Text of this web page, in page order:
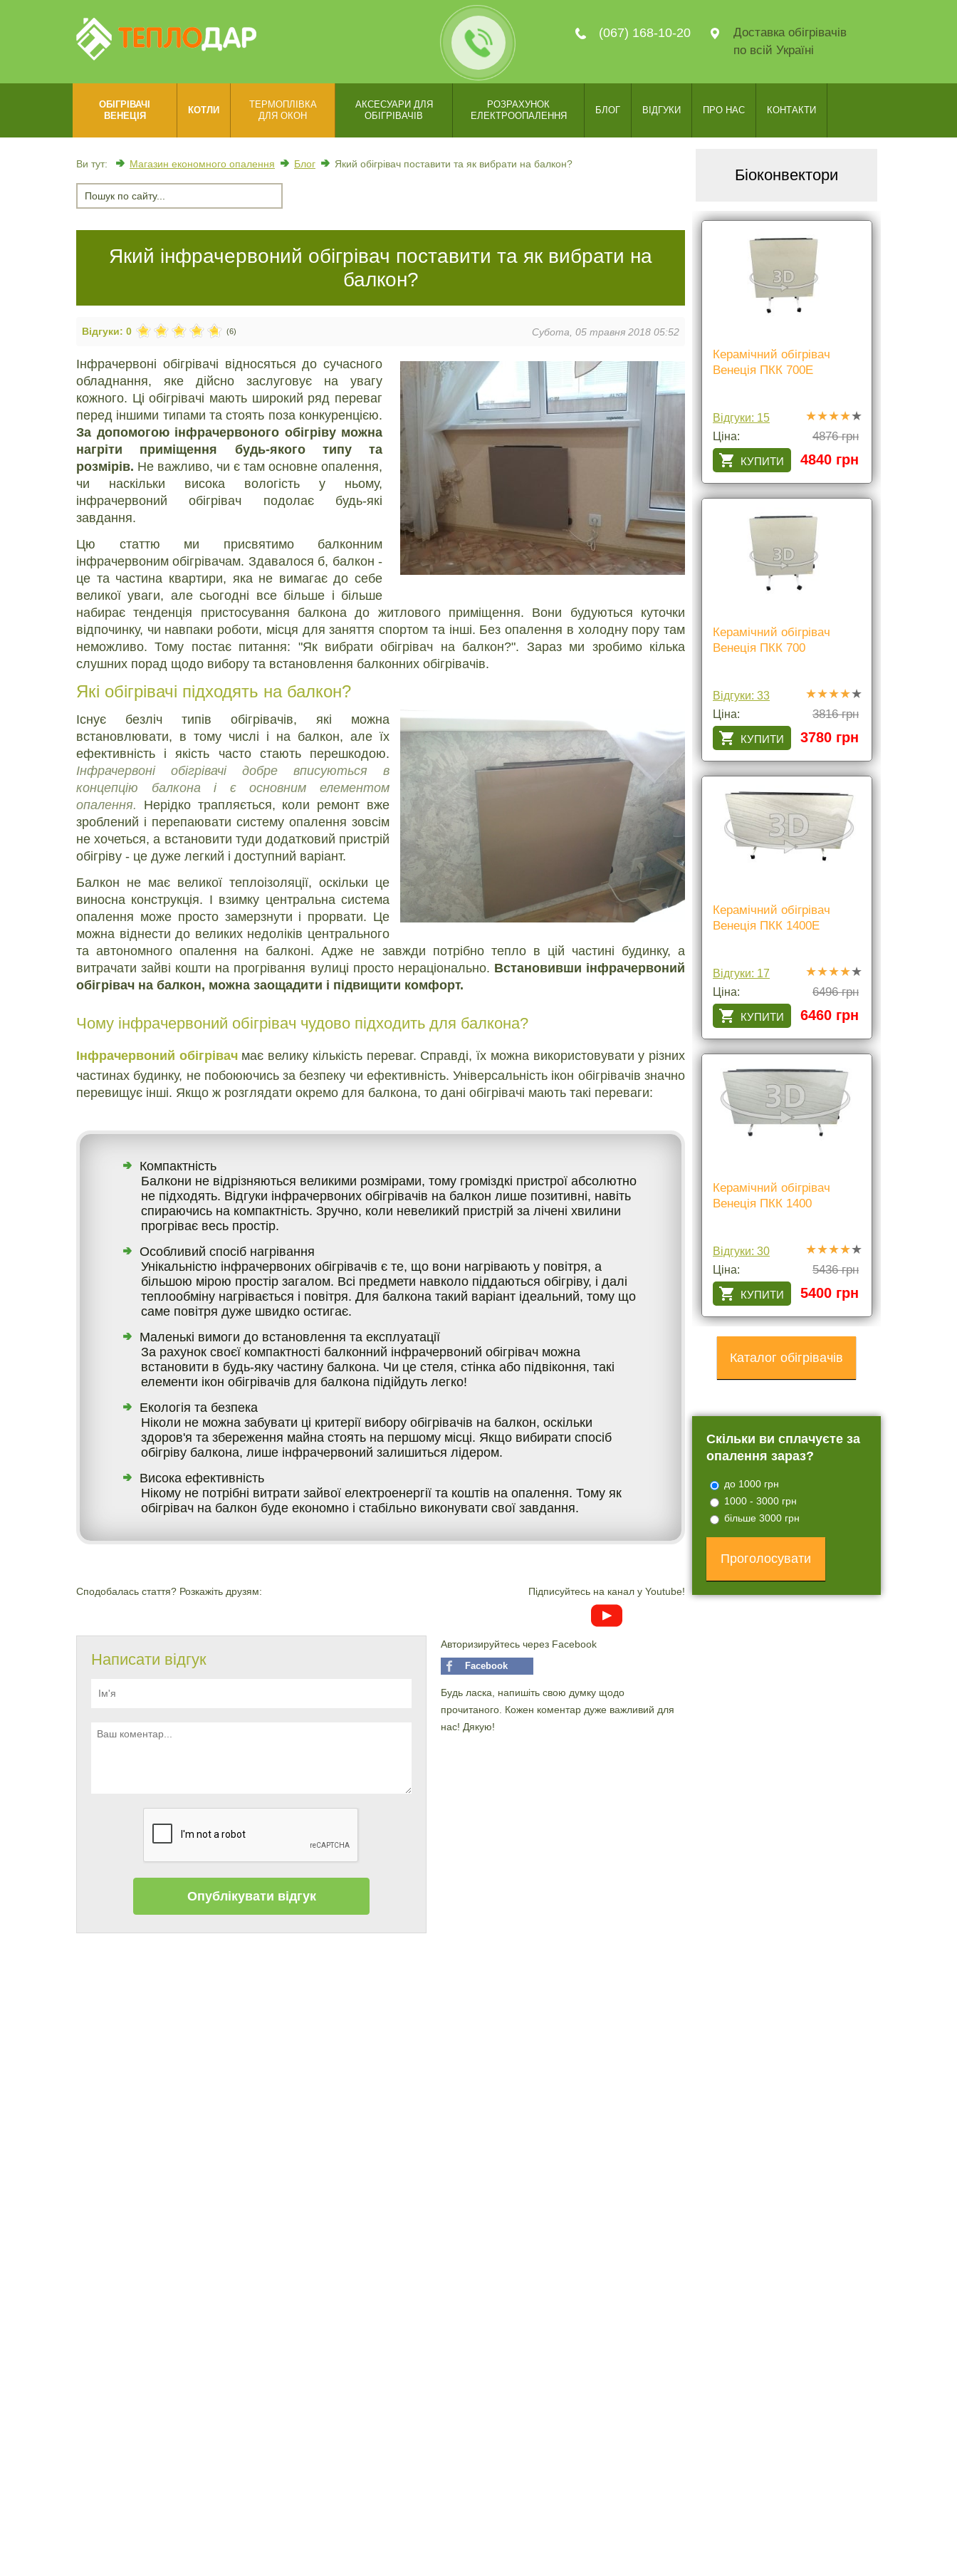
(067) 168-10-20
Доставка обігрівачів
по всій Україні
ОБІГРІВАЧІ
ВЕНЕЦІЯ
КОТЛИ
ТЕРМОПЛІВКА
ДЛЯ ОКОН
АКСЕСУАРИ ДЛЯ
ОБІГРІВАЧІВ
РОЗРАХУНОК
ЕЛЕКТРООПАЛЕННЯ
БЛОГ ВІДГУКИ ПРО НАС КОНТАКТИ
Ви тут: Магазин економного опалення Блог Який обігрівач поставити та як вибрати на балкон?
Який інфрачервоний обігрівач поставити та як вибрати на
балкон?
Відгуки: 0 (6) Субота, 05 травня 2018 05:52
Інфрачервоні обігрівачі відносяться до сучасного
обладнання, яке дійсно заслуговує на увагу
кожного. Ці обігрівачі мають широкий ряд переваг
перед іншими типами та стоять поза конкуренцією.
За допомогою інфрачервоного обігріву можна
нагріти приміщення будь-якого типу та
розмірів. Не важливо, чи є там основне опалення,
чи наскільки висока вологість у ньому,
інфрачервоний обігрівач подолає будь-які
завдання.
Цю статтю ми присвятимо балконним
інфрачервоним обігрівачам. Здавалося б, балкон -
це та частина квартири, яка не вимагає до себе
великої уваги, але сьогодні все більше і більше
набирає тенденція пристосування балкона до житлового приміщення. Вони будуються куточки
відпочинку, чи навпаки роботи, місця для заняття спортом та інші. Без опалення в холодну пору там
неможливо. Тому постає питання: "Як вибрати обігрівач на балкон?". Зараз ми зробимо кілька
слушних порад щодо вибору та встановлення балконних обігрівачів.
Які обігрівачі підходять на балкон?
Існує безліч типів обігрівачів, які можна
встановлювати, в тому числі і на балкон, але їх
ефективність і якість часто стають перешкодою.
Інфрачервоні обігрівачі добре вписуються в
концепцію балкона і є основним елементом
опалення. Нерідко трапляється, коли ремонт вже
зроблений і перепаювати систему опалення зовсім
не хочеться, а встановити туди додатковий пристрій
обігріву - це дуже легкий і доступний варіант.
Балкон не має великої теплоізоляції, оскільки це
виносна конструкція. І взимку центральна система
опалення може просто замерзнути і прорвати. Це
можна віднести до великих недоліків центрального
та автономного опалення на балконі. Адже не завжди потрібно тепло в цій частині будинку, а
витрачати зайві кошти на прогрівання вулиці просто нераціонально. Встановивши інфрачервоний
обігрівач на балкон, можна заощадити і підвищити комфорт.
Чому інфрачервоний обігрівач чудово підходить для балкона?
Інфрачервоний обігрівачмає велику кількість переваг. Справді, їх можна використовувати у різних
частинах будинку, не побоюючись за безпеку чи ефективність. Універсальність ікон обігрівачів значно
перевищує інші. Якщо ж розглядати окремо для балкона, то дані обігрівачі мають такі переваги:
Компактність
Балкони не відрізняються великими розмірами, тому громіздкі пристрої абсолютно
не підходять. Відгуки інфрачервоних обігрівачів на балкон лише позитивні, навіть
спираючись на компактність. Зручно, коли невеликий пристрій за лічені хвилини
прогріває весь простір.
Особливий спосіб нагрівання
Унікальністю інфрачервоних обігрівачів є те, що вони нагрівають у повітря, а
більшою мірою простір загалом. Всі предмети навколо піддаються обігріву, і далі
теплообміну нагрівається і повітря. Для балкона такий варіант ідеальний, тому що
саме повітря дуже швидко остигає.
Маленькі вимоги до встановлення та експлуатації
За рахунок своєї компактності балконний інфрачервоний обігрівач можна
встановити в будь-яку частину балкона. Чи це стеля, стінка або підвіконня, такі
елементи ікон обігрівачів для балкона підійдуть легко!
Екологія та безпека
Ніколи не можна забувати ці критерії вибору обігрівачів на балкон, оскільки
здоров'я та збереження майна стоять на першому місці. Якщо вибирати спосіб
обігріву балкона, лише інфрачервоний залишиться лідером.
Висока ефективність
Нікому не потрібні витрати зайвої електроенергії та коштів на опалення. Тому як
обігрівач на балкон буде економно і стабільно виконувати свої завдання.
Сподобалась стаття? Розкажіть друзям: Підписуйтесь на канал у Youtube!
Написати відгук
Авторизируйтесь через Facebook
Facebook
Будь ласка, напишіть свою думку щодо
прочитаного. Кожен коментар дуже важливий для
нас! Дякую!
Біоконвектори
Керамічний обігрівач
Венеція ПКК 700Е
Відгуки: 15
Ціна:
4876 грн
4840 грн
Керамічний обігрівач
Венеція ПКК 700
Відгуки: 33
Ціна:
3816 грн
3780 грн
Керамічний обігрівач
Венеція ПКК 1400Е
Відгуки: 17
Ціна:
6496 грн
6460 грн
Керамічний обігрівач
Венеція ПКК 1400
Відгуки: 30
Ціна:
5436 грн
5400 грн
Каталог обігрівачів
Скільки ви сплачуєте за
опалення зараз?
до 1000 грн
1000 - 3000 грн
більше 3000 грн